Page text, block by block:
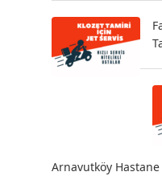
Arnavutköy